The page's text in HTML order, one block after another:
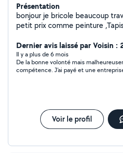
Présentation
bonjour je bricole beaucoup
petit prix comme peinture
électricité,espace vert ,petite
etc ... cordialement
Dernier avis laissé par Voisin :
Il y a plus de 6 mois
De la bonne volonté mais
compétence. J'ai payé et une
Voir le profil